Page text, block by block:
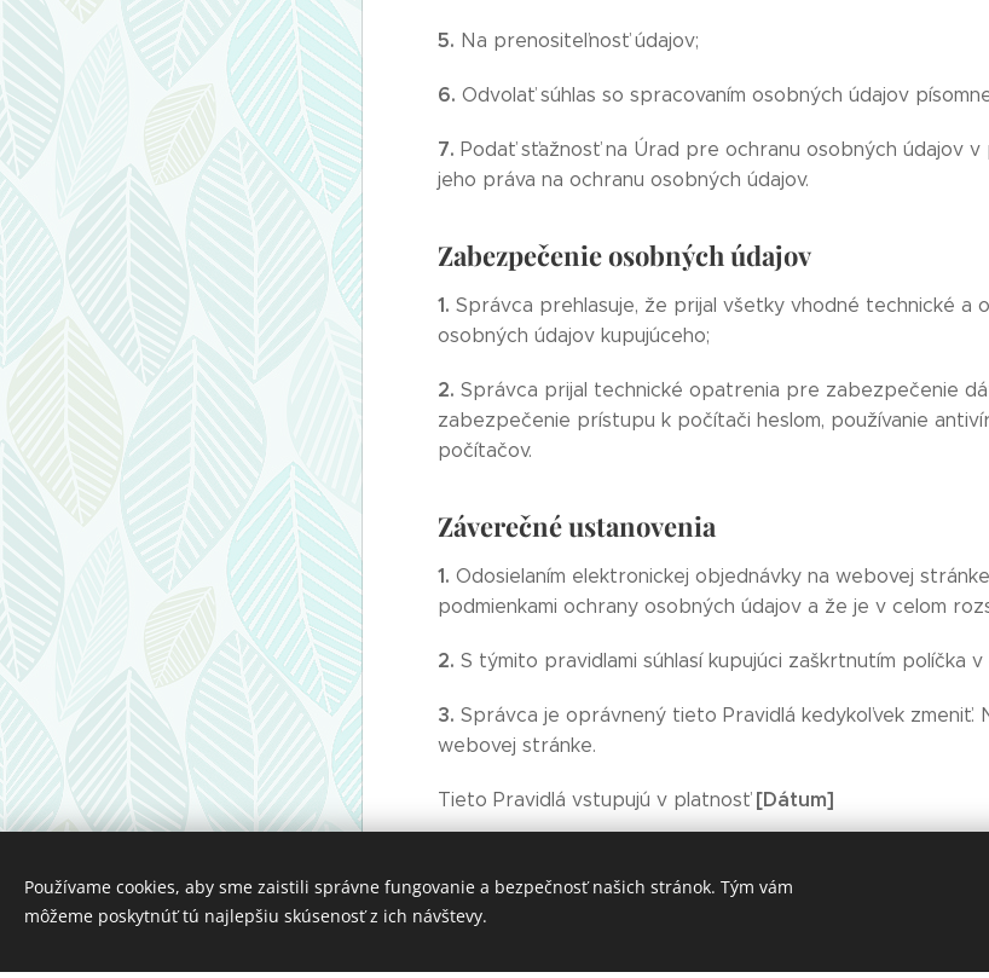
5. Na prenositeľnosť údajov;
6. Odvolať súhlas so spracovaním osobných údajov
7. Podať sťažnosť na Úrad pre ochranu osobných údajov
jeho práva na ochranu osobných údajov.
Zabezpečenie osobných údajov
1. Správca prehlasuje, že prijal všetky vhodné technické a
osobných údajov kupujúceho;
2. Správca prijal technické opatrenia pre zabezpečenie
zabezpečenie prístupu k počítači heslom, používanie
počítačov.
Záverečné ustanovenia
1. Odosielaním elektronickej objednávky na webovej stránke
podmienkami ochrany osobných údajov a že je v celom
2. S týmito pravidlami súhlasí kupujúci zaškrtnutím políčka v
3. Správca je oprávnený tieto Pravidlá kedykoľvek zmeniť.
webovej stránke.
Tieto Pravidlá vstupujú v platnosť [Dátum]
Vytvorené službouWebnode
Používame cookies, aby sme zaistili správne fungovanie a bezpečnosť našich stránok. Tým vám
môžeme poskytnúť tú najlepšiu skúsenosť z ich návštevy.